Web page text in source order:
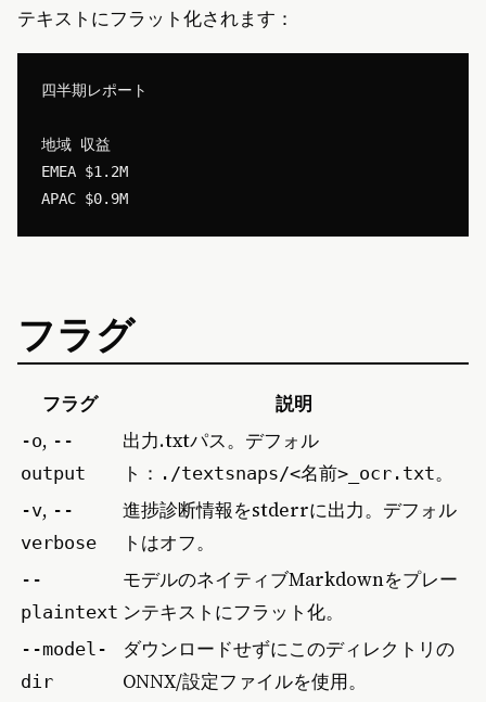
テキストにフラット化されます：
四半期レポート
地域 収益
EMEA $1.2M
フラグ
フラグ 説明
-o, --
output
出力.txtパス。デフォル
ト： ./textsnaps/<名前>_ocr.txt。
-v, --
verbose
進捗診断情報をstderrに出力。デフォル
トはオフ。
--
plaintext
モデルのネイティブMarkdownをプレー
ンテキストにフラット化。
--model-
dir
ダウンロードせずにこのディレクトリの
ONNX/設定ファイルを使用。